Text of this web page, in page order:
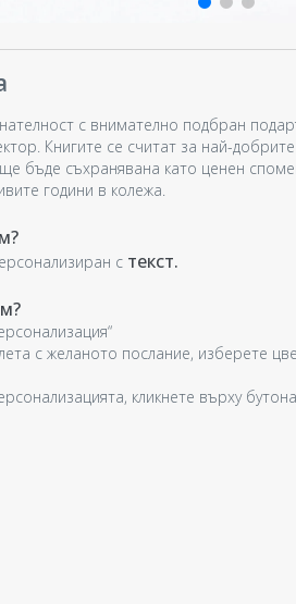
с внимателно подбран
Книгите се считат за най-
бъде съхранявана като ценен
години в колежа.
с текст.
с желаното послание, изберете
кликнете върху